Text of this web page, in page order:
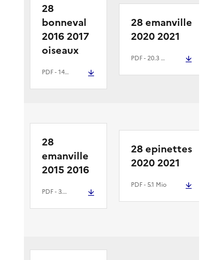
28
bonneval
2016 2017
oiseaux
PDF- 14.5 Mio
28 emanville
2020 2021
PDF- 20.3 Mio
28
emanville
2015 2016
PDF- 3.8 Mio
28 epinettes
2020 2021
PDF- 5.1 Mio